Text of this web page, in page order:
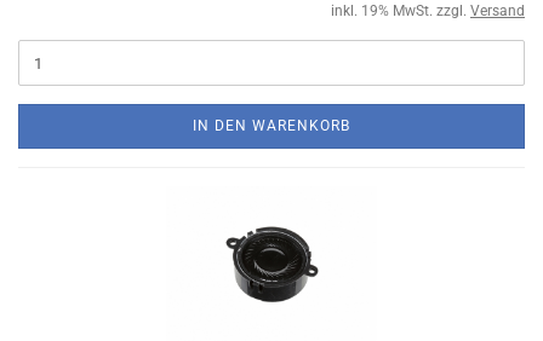
inkl. 19% MwSt. zzgl. Versand
IN DEN WARENKORB